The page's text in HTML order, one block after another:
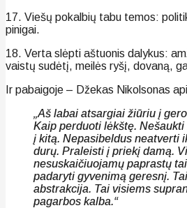
17. Viešų pokalbių tabu temos:
pinigai.
18. Verta slėpti aštuonis dalykus:
vaistų sudėtį, meilės ryšį, dovaną,
Ir pabaigoje – Džekas Nikolsonas
„Aš labai atsargiai žiūriu į
Kaip perduoti lėkštę.
į kitą. Nepasibeldus neatverti
durų. Praleisti į priekį damą.
nesuskaičiuojamų paprastų
padaryti gyvenimą geresnį.
abstrakcija. Tai visiems
pagarbos kalba.“